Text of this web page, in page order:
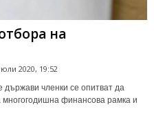
на
2020, 19:52
членки се опитват да
финансова рамка и